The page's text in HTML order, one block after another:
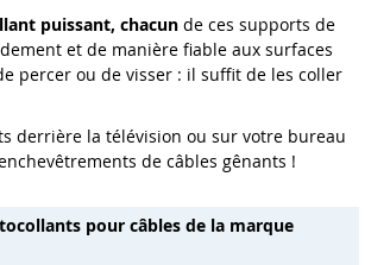
puissant, chacun de ces supports de
et de manière fiable aux surfaces
percer ou de visser : il suffit de les coller
derrière la télévision ou sur votre bureau
de câbles gênants !
pour câbles de la marque